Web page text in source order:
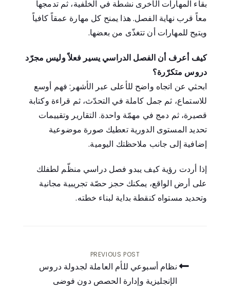
بقاء المهارات الأخرى نشطة في الخلفية، ثم تدمجها
معاً قرب نهاية الفصل. هذا يمنح كل مهارة عمقاً كافياً
ويتيح للمهارات أن تتغذّى من بعضها.
كيف أعرف أن الفصل الدراسي يسير فعلاً وليس مجرّد
دروس متكرّرة؟
ابحثي عن اتجاه واضح للأعلى عبر الأشهر: فهم أوسع
للاستماع، ثم جمل كاملة في التحدّث، ثم قراءة وكتابة
قصيرة، ثم دمج في مهمّة واحدة. التقارير وتقييمات
تحديد المستوى الدورية تعطيك صورة موضوعية
إضافية إلى جانب ملاحظتك اليومية.
إذا أردت رؤية كيف يبدو فصل دراسي منظّم لطفلك
على أرض الواقع، يمكنك حجز حصّة تجريبية مجانية
وتحديد مستواه كنقطة بداية لبناء خطته.
PREVIOUS POST
نظام أسبوعي للأم العاملة لجدولة دروس
الإنجليزية وإدارة الحصص دون فوضى